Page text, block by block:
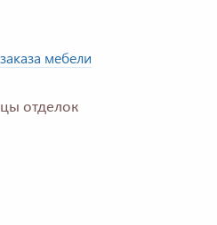
мебели
отделок